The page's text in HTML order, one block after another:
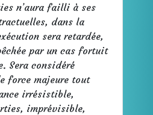
n’aura failli à ses
dans la
sera retardée,
par un cas fortuit
Sera considéré
force majeure tout
irrésistible,
imprévisible,